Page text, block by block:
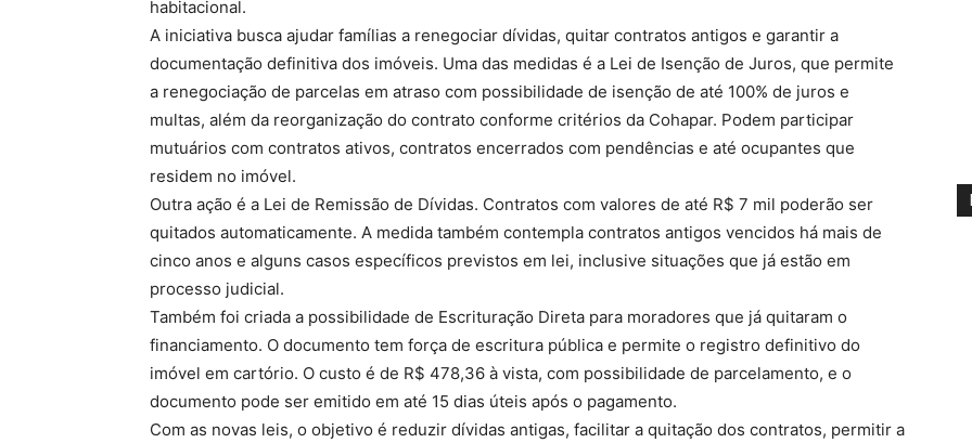
habitacional.
A iniciativa busca ajudar famílias a renegociar dívidas, quitar contratos antigos e garantir a
documentação definitiva dos imóveis. Uma das medidas é a Lei de Isenção de Juros, que permite
a renegociação de parcelas em atraso com possibilidade de isenção de até 100% de juros e
multas, além da reorganização do contrato conforme critérios da Cohapar. Podem participar
mutuários com contratos ativos, contratos encerrados com pendências e até ocupantes que
residem no imóvel.
Outra ação é a Lei de Remissão de Dívidas. Contratos com valores de até R$ 7 mil poderão ser
quitados automaticamente. A medida também contempla contratos antigos vencidos há mais de
cinco anos e alguns casos específicos previstos em lei, inclusive situações que já estão em
processo judicial.
Também foi criada a possibilidade de Escrituração Direta para moradores que já quitaram o
financiamento. O documento tem força de escritura pública e permite o registro definitivo do
imóvel em cartório. O custo é de R$ 478,36 à vista, com possibilidade de parcelamento, e o
documento pode ser emitido em até 15 dias úteis após o pagamento.
Com as novas leis, o objetivo é reduzir dívidas antigas, facilitar a quitação dos contratos, permitir a